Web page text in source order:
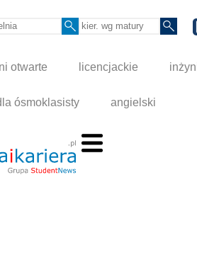
otwarte licencjackie
ósmoklasisty angielski